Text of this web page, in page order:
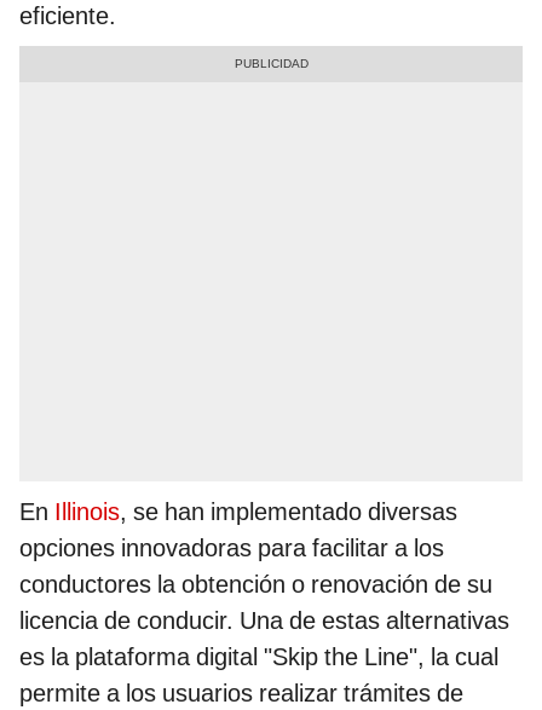
eficiente.
En Illinois, se han implementado diversas
opciones innovadoras para facilitar a los
conductores la obtención o renovación de su
licencia de conducir. Una de estas alternativas
es la plataforma digital "Skip the Line", la cual
permite a los usuarios realizar trámites de